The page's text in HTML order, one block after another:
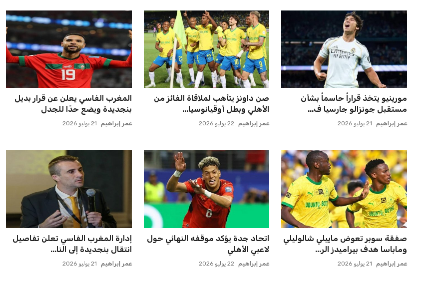
مورينيو يتخذ قراراً حاسماً بشأن
مستقبل جونزالو جارسيا ف...
عمر إبراهيم 21 يوليو 2026
صن داونز يتأهب لملاقاة الفائز من
الأهلي وبطل أوقيانوسيا...
عمر إبراهيم 22 يوليو 2026
المغرب الفاسي يعلن عن قرار بديل
بنجديدة ويضع حدًا للجدل
عمر إبراهيم 21 يوليو 2026
صفقة سوبر تعوض ماييلي شالوليلي
وماباسا هدف بيراميدز الر...
عمر إبراهيم 21 يوليو 2026
اتحاد جدة يؤكد موقفه النهائي حول
لاعبي الأهلي
عمر إبراهيم 22 يوليو 2026
إدارة المغرب الفاسي تعلن تفاصيل
انتقال بنجديدة إلى النا...
عمر إبراهيم 21 يوليو 2026